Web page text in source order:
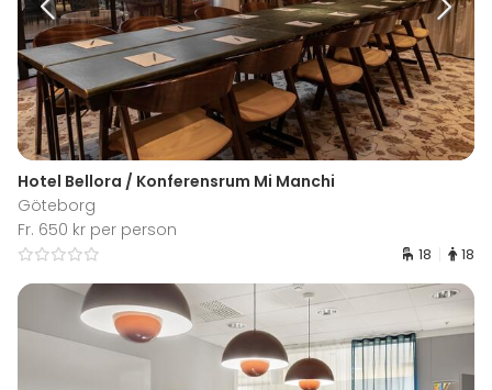
Hotel Bellora / Konferensrum Mi Manchi
Göteborg
Fr. 650 kr per person
18 18